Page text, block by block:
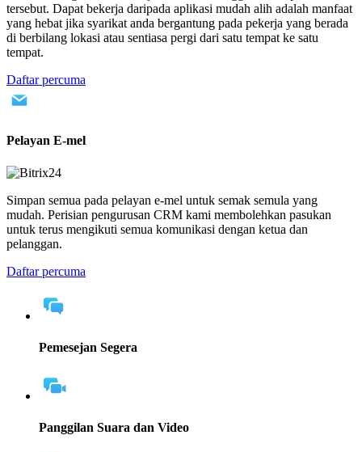
tersebut. Dapat bekerja daripada aplikasi mudah alih adalah manfaat
yang hebat jika syarikat anda bergantung pada pekerja yang berada
di berbilang lokasi atau sentiasa pergi dari satu tempat ke satu
tempat.
Daftar percuma
Pelayan E-mel
Simpan semua pada pelayan e-mel untuk semak semula yang
mudah. Perisian pengurusan CRM kami membolehkan pasukan
untuk terus mengikuti semua komunikasi dengan ketua dan
pelanggan.
Daftar percuma
Pemesejan Segera
Panggilan Suara dan Video